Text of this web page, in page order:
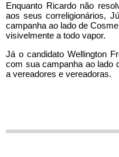
Enquanto Ricardo não
aos seus correligionários,
campanha ao lado de
visivelmente a todo vapor.
Já o candidato Wellington
com sua campanha ao lado
a vereadores e vereadoras.